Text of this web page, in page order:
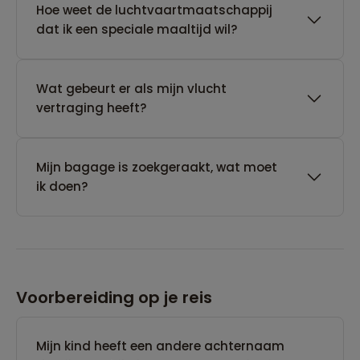
Hoe weet de luchtvaartmaatschappij
dat ik een speciale maaltijd wil?
Wat gebeurt er als mijn vlucht
vertraging heeft?
Mijn bagage is zoekgeraakt, wat moet
ik doen?
Voorbereiding op je reis
Mijn kind heeft een andere achternaam